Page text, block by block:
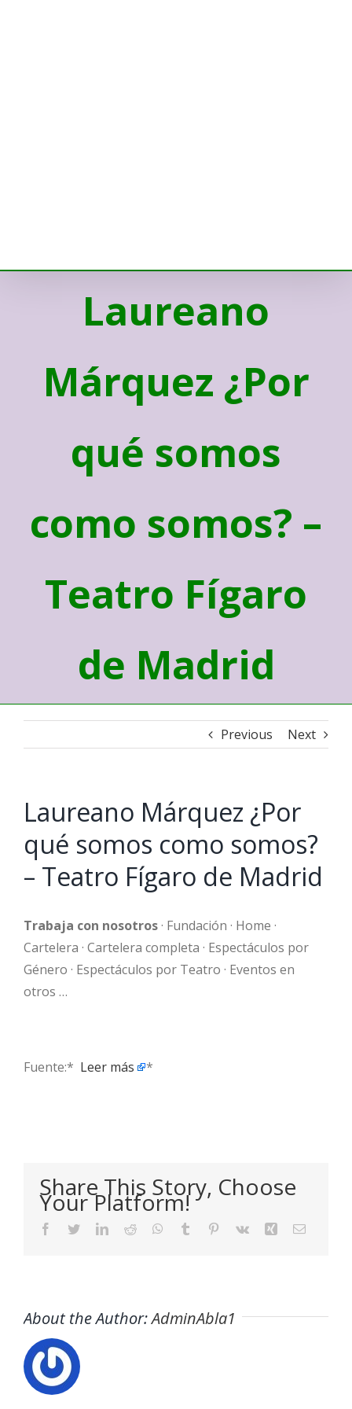
Laureano
Márquez ¿Por
qué somos
como somos? –
Teatro Fígaro
de Madrid
Previous Next
Laureano Márquez ¿Por
qué somos como somos?
– Teatro Fígaro de Madrid
Trabaja con nosotros· Fundación · Home ·
Cartelera · Cartelera completa · Espectáculos por
Género · Espectáculos por Teatro · Eventos en
otros …
Fuente:* ​ Leer más *
Share This Story, Choose
Your Platform!
Facebook
TwitterLinkedIn
Reddit WhatsApp
Tumblr Pinterest
Vk Xing Email
About the Author:AdminAbla1